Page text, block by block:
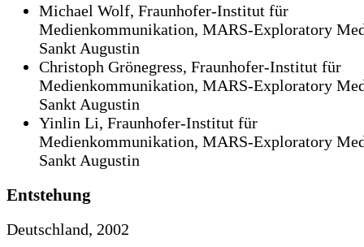
Michael Wolf, Fraunhofer-Institut für
Medienkommunikation, MARS-Exploratory
Sankt Augustin
Christoph Grönegress, Fraunhofer-Institut für
Medienkommunikation, MARS-Exploratory
Sankt Augustin
Yinlin Li, Fraunhofer-Institut für
Medienkommunikation, MARS-Exploratory
Sankt Augustin
Entstehung
Deutschland, 2002